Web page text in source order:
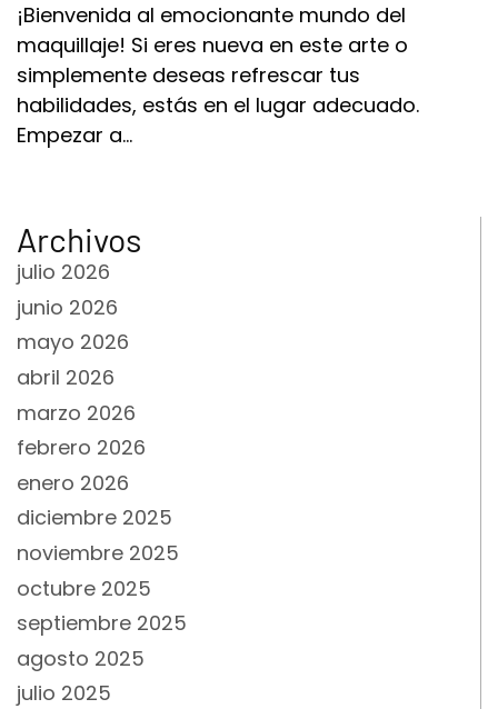
¡Bienvenida al emocionante mundo del
maquillaje! Si eres nueva en este arte o
simplemente deseas refrescar tus
habilidades, estás en el lugar adecuado.
Empezar a…
Archivos
julio 2026
junio 2026
mayo 2026
abril 2026
marzo 2026
febrero 2026
enero 2026
diciembre 2025
noviembre 2025
octubre 2025
septiembre 2025
agosto 2025
julio 2025